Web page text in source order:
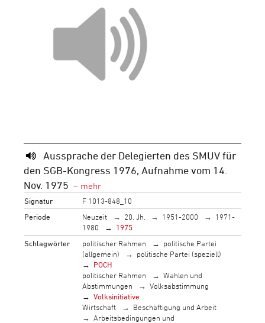
Aussprache der Delegierten des SMUV für
den SGB-Kongress 1976, Aufnahme vom 14.
Nov. 1975
Signatur
F 1013-848_10
Periode
Neuzeit 20. Jh. 1951-2000
1971-
1980
1975
Schlagwörter
politischer Rahmen
politische Partei
(allgemein)
politische Partei (speziell)
POCH
politischer Rahmen
Wahlen und
Abstimmungen
Volksabstimmung
Volksinitiative
Wirtschaft
Beschäftigung und Arbeit
Arbeitsbedingungen und